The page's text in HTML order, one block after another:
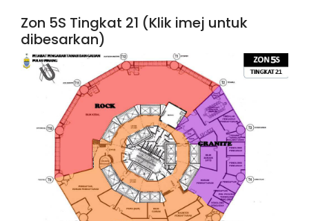
Zon 5S Tingkat 21 (Klik imej untuk
dibesarkan)